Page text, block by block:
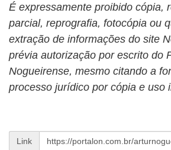
É expressamente proibido cópia,
parcial, reprografia, fotocópia ou
extração de informações do site
prévia autorização por escrito do
Nogueirense, mesmo citando a
processo jurídico por cópia e uso
Link